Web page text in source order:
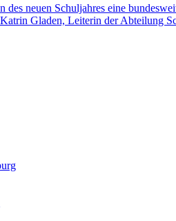
des neuen Schuljahres eine
Gladen, Leiterin der Abteilung